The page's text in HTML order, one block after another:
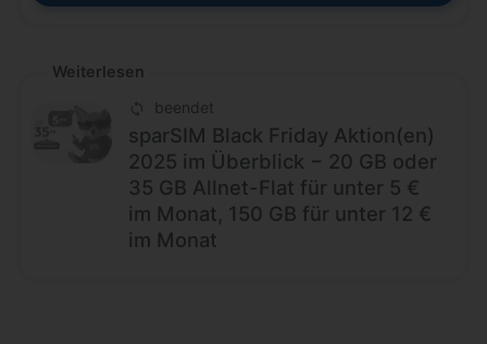
Weiterlesen
beendet
sparSIM Black Friday Aktion(en)
2025 im Überblick − 20 GB oder
35 GB Allnet-Flat für unter 5 €
im Monat, 150 GB für unter 12 €
im Monat